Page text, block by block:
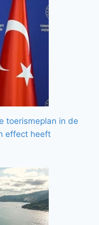
toerismeplan in de
effect heeft